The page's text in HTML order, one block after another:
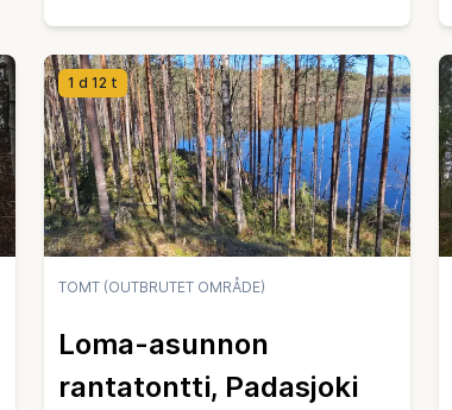
1 d 12 t
TOMT (OUTBRUTET OMRÅDE)
Loma-asunnon
rantatontti, Padasjoki